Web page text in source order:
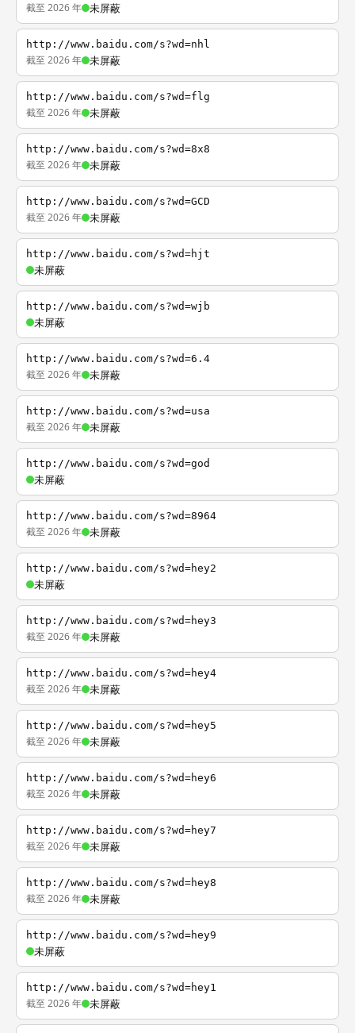
截至 2026 年 未屏蔽
http://www.baidu.com/s?wd=nhl
截至 2026 年 未屏蔽
http://www.baidu.com/s?wd=flg
截至 2026 年 未屏蔽
http://www.baidu.com/s?wd=8x8
截至 2026 年 未屏蔽
http://www.baidu.com/s?wd=GCD
截至 2026 年 未屏蔽
http://www.baidu.com/s?wd=hjt
未屏蔽
http://www.baidu.com/s?wd=wjb
未屏蔽
http://www.baidu.com/s?wd=6.4
截至 2026 年 未屏蔽
http://www.baidu.com/s?wd=usa
截至 2026 年 未屏蔽
http://www.baidu.com/s?wd=god
未屏蔽
http://www.baidu.com/s?wd=8964
截至 2026 年 未屏蔽
http://www.baidu.com/s?wd=hey2
未屏蔽
http://www.baidu.com/s?wd=hey3
截至 2026 年 未屏蔽
http://www.baidu.com/s?wd=hey4
截至 2026 年 未屏蔽
http://www.baidu.com/s?wd=hey5
截至 2026 年 未屏蔽
http://www.baidu.com/s?wd=hey6
截至 2026 年 未屏蔽
http://www.baidu.com/s?wd=hey7
截至 2026 年 未屏蔽
http://www.baidu.com/s?wd=hey8
截至 2026 年 未屏蔽
http://www.baidu.com/s?wd=hey9
未屏蔽
http://www.baidu.com/s?wd=hey1
截至 2026 年 未屏蔽